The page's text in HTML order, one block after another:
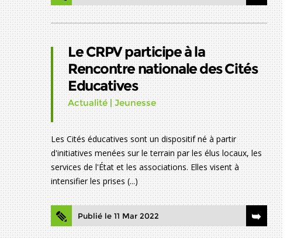
Le CRPV participe à la
Rencontre nationale des Cités
Educatives
Actualité | Jeunesse
Les Cités éducatives sont un dispositif né à partir
d'initiatives menées sur le terrain par les élus locaux, les
services de l'État et les associations. Elles visent à
intensifier les prises (...)
Publié le 11 Mar 2022